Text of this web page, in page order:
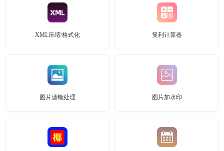
XML压缩/格式化 复利计算器
图片滤镜处理 图片加水印